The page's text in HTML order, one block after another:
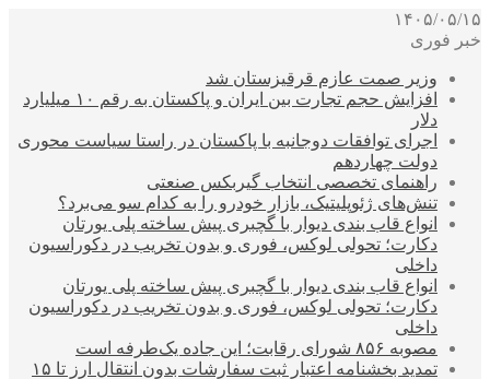
۱۴۰۵/۰۵/۱۵
خبر فوری
وزیر صمت عازم قرقیزستان شد
افزایش حجم تجارت بین ایران و پاکستان به رقم ۱۰ میلیارد
دلار
اجرای توافقات دوجانبه با پاکستان در راستا سیاست محوری
دولت چهاردهم
راهنمای تخصصی انتخاب گیربکس صنعتی
تنش‌های ژئوپلیتیک، بازار خودرو را به کدام سو می‌برد؟
انواع قاب بندی دیوار با گچبری پیش ساخته پلی یورتان
دکارت؛ تحولی لوکس، فوری و بدون تخریب در دکوراسیون
داخلی
انواع قاب بندی دیوار با گچبری پیش ساخته پلی یورتان
دکارت؛ تحولی لوکس، فوری و بدون تخریب در دکوراسیون
داخلی
مصوبه ۸۵۶ شورای رقابت؛ این جاده یک‌طرفه است
تمدید بخشنامه اعتبار ثبت سفارشات بدون انتقال ارز تا ۱۵